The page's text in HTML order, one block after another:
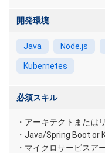
開発環境
Java Node.js
Kubernetes
必須スキル
・アーキテクトまたは
・Java/Spring Boot or
・マイクロサービスア